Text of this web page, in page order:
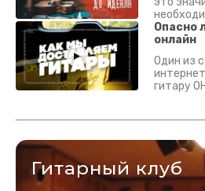
гитары?
Подробно
Опасно
онлайн
Один из
гитару ОНЛАЙН?
Гитарный клуб